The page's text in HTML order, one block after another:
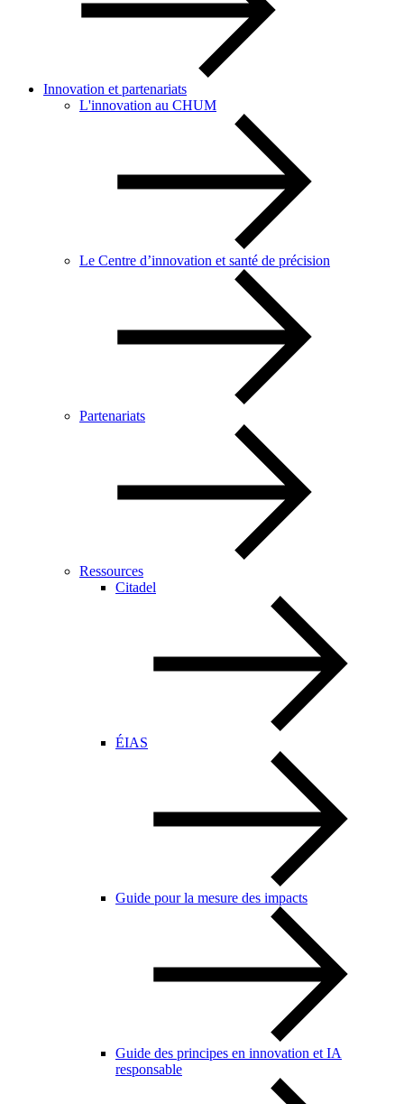
Innovation et partenariats
L'innovation au CHUM
Le Centre d’innovation et santé de précision
Partenariats
Ressources
Citadel
ÉIAS
Guide pour la mesure des impacts
Guide des principes en innovation et IA
responsable